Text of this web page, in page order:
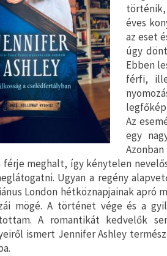
éves
az eset
úgy
Ebben
férfi,
Az
egy
férje meghalt, így kénytelen
Ugyan a regény
London hétköznapjainak apró
mögé. A történet vége és a
A romantikát kedvelők
ismert Jennifer Ashley